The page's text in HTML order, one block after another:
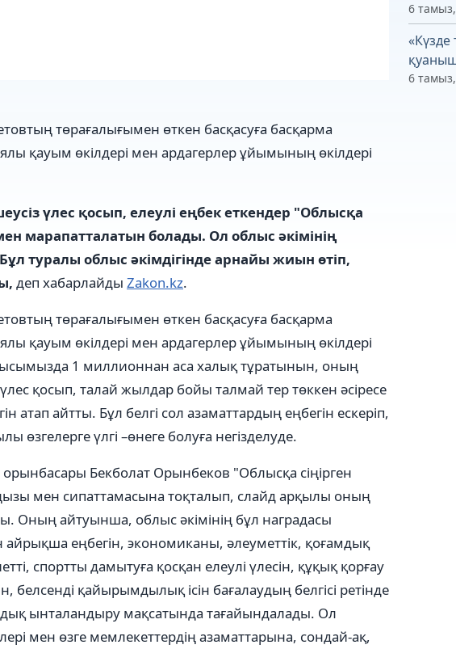
төрағалығымен өткен басқасуға басқарма
қауым өкілдері мен ардагерлер ұйымының өкілдері
үлес қосып, елеулі еңбек еткендер "Облысқа
марапатталатын болады. Ол облыс әкімінің
туралы облыс әкімдігінде арнайы жиын өтіп,
деп хабарлайды Zakon.kz.
төрағалығымен өткен басқасуға басқарма
қауым өкілдері мен ардагерлер ұйымының өкілдері
1 миллионнан аса халық тұратынын, оның
қосып, талай жылдар бойы талмай тер төккен әсіресе
атап айтты. Бұл белгі сол азаматтардың еңбегін ескеріп,
өзгелерге үлгі –өнеге болуға негізделуде.
орынбасары Бекболат Орынбеков "Облысқа сіңірген
мен сипаттамасына тоқталып, слайд арқылы оның
Оның айтуынша, облыс әкімінің бұл наградасы
айрықша еңбегін, экономиканы, әлеуметтік, қоғамдық
спортты дамытуға қосқан елеулі үлесін, құқық қорғау
белсенді қайырымдылық ісін бағалаудың белгісі ретінде
ынталандыру мақсатында тағайындалады. Ол
мен өзге мемлекеттердің азаматтарына, сондай-ақ,
6
6